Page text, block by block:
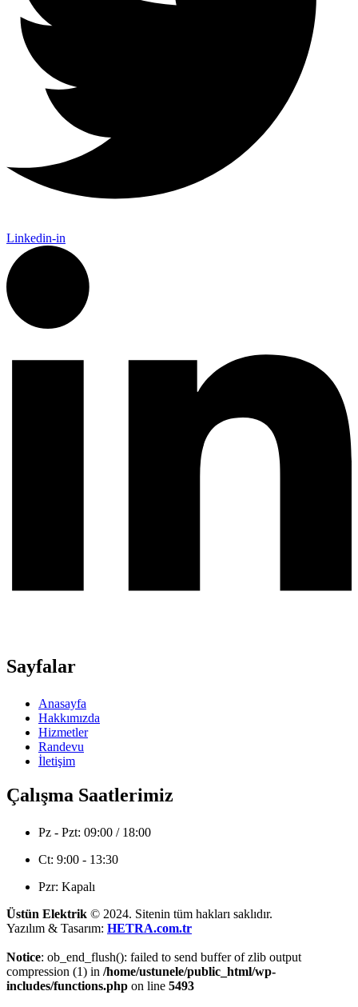
Linkedin-in
Sayfalar
Anasayfa
Hakkımızda
Hizmetler
Randevu
İletişim
Çalışma Saatlerimiz
Pz - Pzt: 09:00 / 18:00
Ct: 9:00 - 13:30
Pzr: Kapalı
Üstün Elektrik © 2024. Sitenin tüm hakları saklıdır.
Yazılım & Tasarım: HETRA.com.tr
Notice: ob_end_flush(): failed to send buffer of zlib output
compression (1) in /home/ustunele/public_html/wp-
includes/functions.php on line 5493